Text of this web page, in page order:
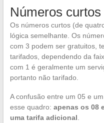
Números
Os números curtos (de
lógica semelhante. Os
com 3 podem ser gratuitos,
tarifados, dependendo da
com 1 é geralmente um
portanto não tarifado.
A confusão entre um 05 e
esse quadro: apenas os 08
uma tarifa adicional